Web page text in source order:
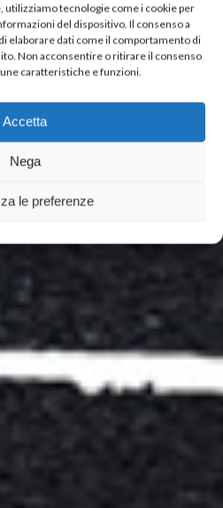
tecnologie come i cookie per
del dispositivo. Il consenso a
elaborare dati come il comportamento di
Non acconsentire o ritirare il consenso
caratteristiche e funzioni.
Accetta
Nega
le preferenze